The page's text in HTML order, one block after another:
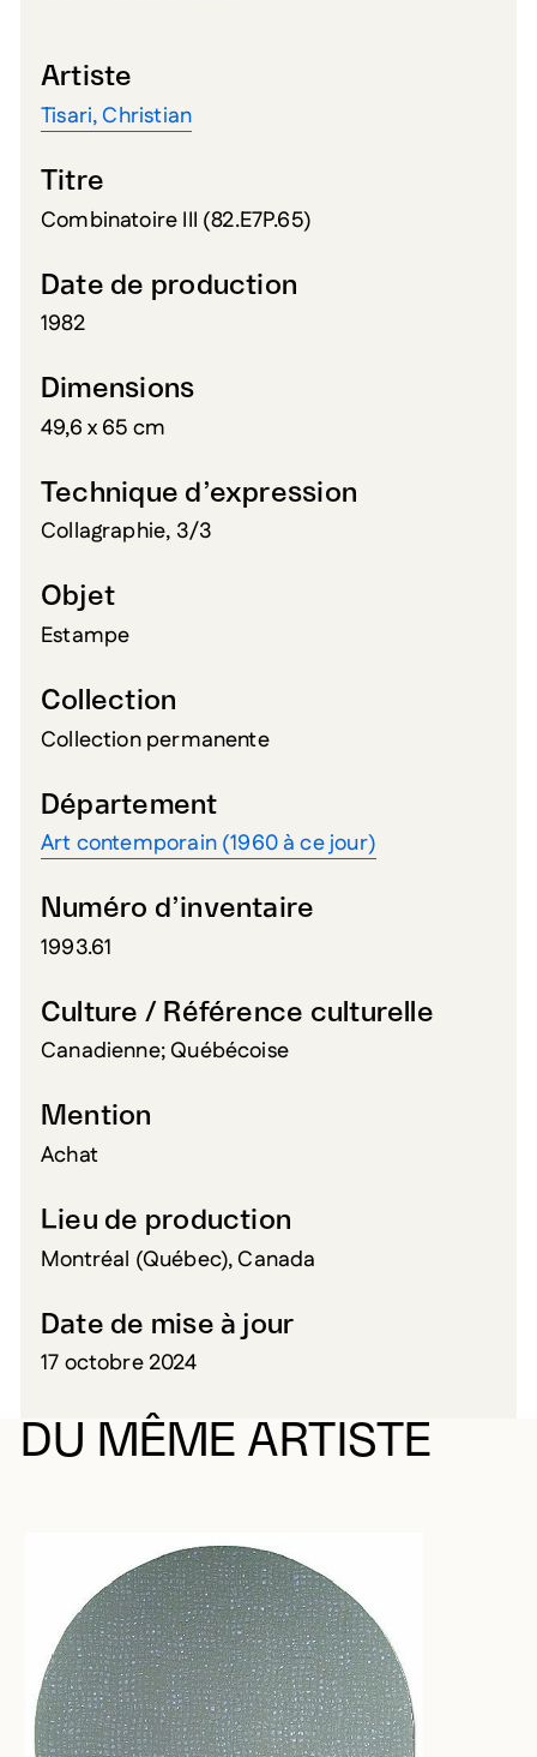
Artiste
Tisari, Christian
Titre
Combinatoire III (82.E7P.65)
Date de production
1982
Dimensions
49,6 x 65 cm
Technique d’expression
Collagraphie, 3/3
Objet
Estampe
Collection
Collection permanente
Département
Art contemporain (1960 à ce jour)
Numéro d’inventaire
1993.61
Culture / Référence culturelle
Canadienne; Québécoise
Mention
Achat
Lieu de production
Montréal (Québec), Canada
Date de mise à jour
17 octobre 2024
DU MÊME ARTISTE